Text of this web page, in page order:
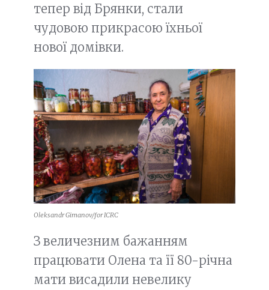
тепер від Брянки, стали
чудовою прикрасою їхньої
нової домівки.
Oleksandr Gimanov/for ICRC
З величезним бажанням
працювати Олена та її 80-річна
мати висадили невелику